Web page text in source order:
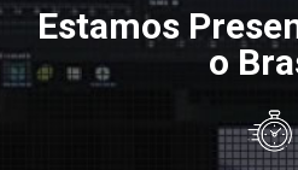
Estamos
o